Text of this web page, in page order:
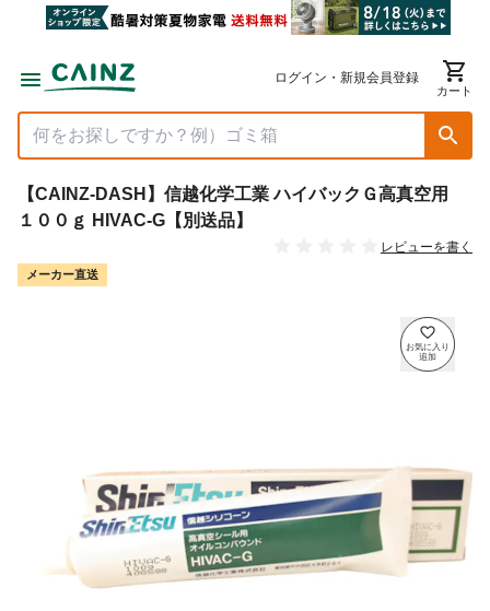
ログイン・新規会員登録
カート
【CAINZ-DASH】信越化学工業 ハイバックＧ高真空用
１００ｇ HIVAC-G【別送品】
レビューを書く
メーカー直送